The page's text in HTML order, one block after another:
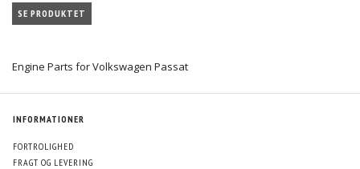
SE PRODUKTET
Engine Parts for Volkswagen Passat
INFORMATIONER
FORTROLIGHED
FRAGT OG LEVERING